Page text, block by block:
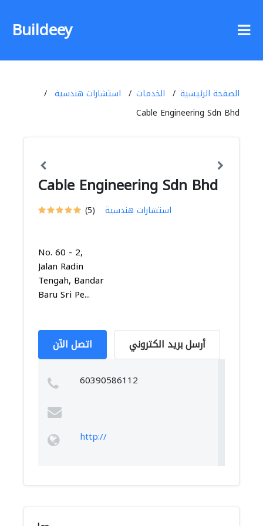
Buildeey
الصفحة الرئيسية الخدمات
استشارات هندسية
Cable Engineering Sdn Bhd
Cable Engineering Sdn Bhd
(5) استشارات هندسية
No. 60 - 2,
Jalan Radin
Tengah, Bandar
Baru Sri Pe...
اتصل الآن أرسل بريد الكتروني
60390586112
http://